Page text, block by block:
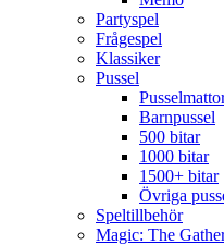
Partyspel
Frågespel
Klassiker
Pussel
Barnpussel
500 bitar
1000 bitar
1500+ bitar
Övriga
Speltillbehör
Magic: The